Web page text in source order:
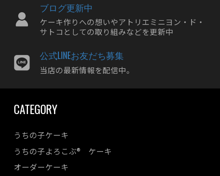
2024年02月
2024年01月
2023年11月
2023年10月
2023年09月
2023年08月
2023年06月
2023年05月
2023年04月
ブログ更新中
ケーキ作りへの想いやアトリエミニヨン・ド・
サトコとしての取り組みなどを更新中
公式LINEお友だち募集
当店の最新情報を配信中。
CATEGORY
うちの子ケーキ
うちの子よろこぶ® ケーキ
オーダーケーキ